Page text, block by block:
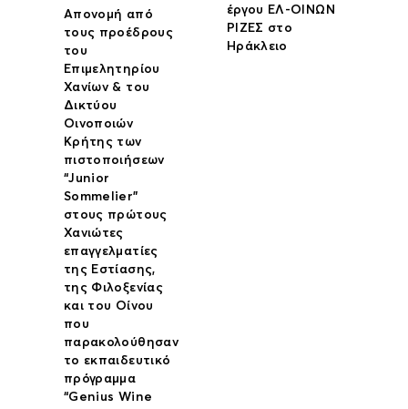
Απονομή από
τους προέδρους
του
Επιμελητηρίου
Χανίων & του
Δικτύου
Οινοποιών
Κρήτης των
πιστοποιήσεων
“Junior
Sommelier”
στους πρώτους
Χανιώτες
επαγγελματίες
της Εστίασης,
της Φιλοξενίας
και του Οίνου
που
παρακολούθησαν
το εκπαιδευτικό
πρόγραμμα
“Genius Wine
έργου ΕΛ-ΟΙΝΩΝ
ΡΙΖΕΣ στο
Ηράκλειο